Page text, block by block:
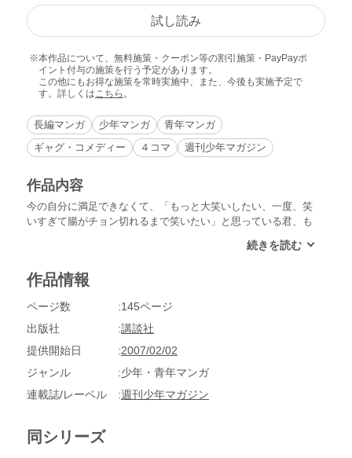
試し読み
本作品について、無料施策・クーポン等の割引施策・PayPayポ
イント付与の施策を行う予定があります。
この他にもお得な施策を常時実施中、また、今後も実施予定で
す。詳しくは こちら 。
長編マンガ 少年マンガ
青年マンガ
ギャグ・コメディー
４コマ 週刊少年マガジン
作品内容
今の自分に満足できなくて、「もっと大笑いしたい、一度、笑
いすぎて腸がチョン切れるまで笑いたい」と思っている君、も
の血管までプッツンと切れるほど大笑い間違いなし!!さあ君も
作品情報
ページ数
145ページ
出版社
講談社
提供開始日
2007/02/02
ジャンル
少年・青年マンガ
連載誌/レーベル
週刊少年マガジン
同シリーズ